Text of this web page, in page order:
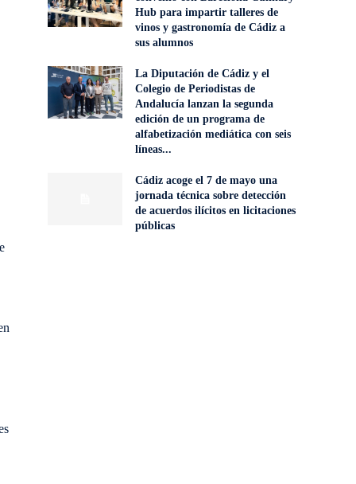
Hub para impartir talleres de
vinos y gastronomía de Cádiz a
sus alumnos
La Diputación de Cádiz y el
Colegio de Periodistas de
Andalucía lanzan la segunda
edición de un programa de
alfabetización mediática con seis
líneas...
Cádiz acoge el 7 de mayo una
jornada técnica sobre detección
de acuerdos ilícitos en licitaciones
públicas